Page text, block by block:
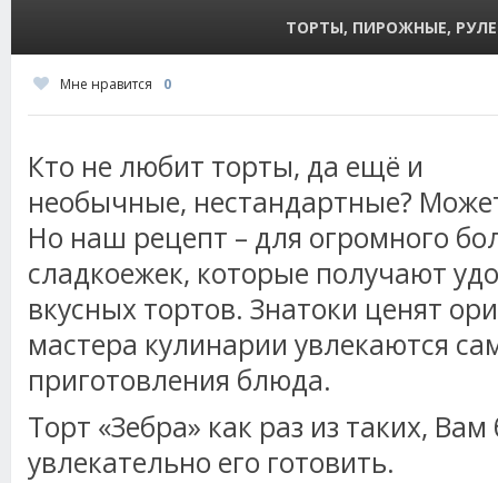
ТОРТЫ, ПИРОЖНЫЕ,
Мне нравится 0
Кто не любит торты, да ещё и
необычные, нестандартные?
Но наш рецепт – для огромного
сладкоежек, которые получают
вкусных тортов. Знатоки ценят
мастера кулинарии увлекаются
приготовления блюда.
Торт «Зебра» как раз из таких,
увлекательно его готовить.